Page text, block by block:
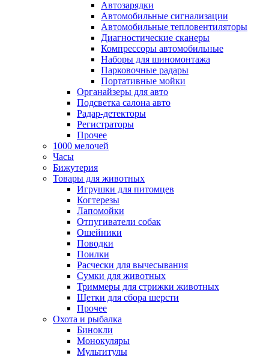
Автозарядки
Автомобильные сигнализации
Автомобильные тепловентиляторы
Диагностические сканеры
Компрессоры автомобильные
Наборы для шиномонтажа
Парковочные радары
Портативные мойки
Органайзеры для авто
Подсветка салона авто
Радар-детекторы
Регистраторы
Прочее
1000 мелочей
Часы
Бижутерия
Товары для животных
Игрушки для питомцев
Когтерезы
Лапомойки
Отпугиватели собак
Ошейники
Поводки
Поилки
Расчески для вычесывания
Сумки для животных
Триммеры для стрижки животных
Щетки для сбора шерсти
Прочее
Охота и рыбалка
Бинокли
Монокуляры
Мультитулы